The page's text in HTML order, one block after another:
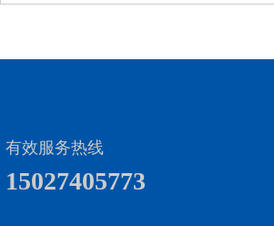
有效服务热线
15027405773